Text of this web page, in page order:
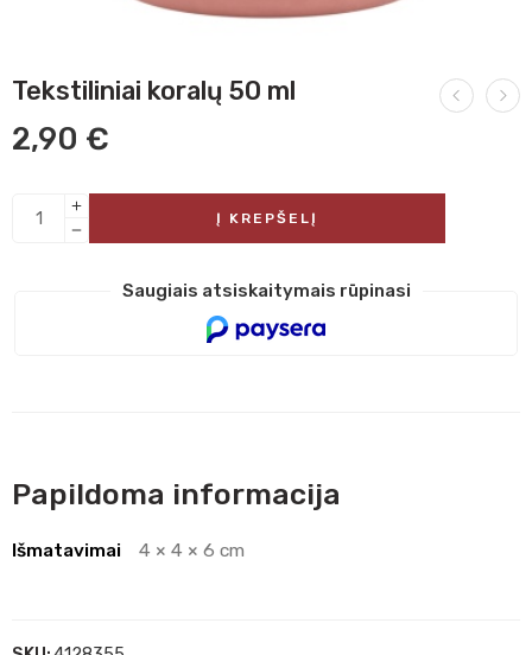
Tekstiliniai koralų 50 ml
2,90 €
Į KREPŠELĮ
Saugiais atsiskaitymais rūpinasi
Papildoma informacija
Išmatavimai 4 × 4 × 6 cm